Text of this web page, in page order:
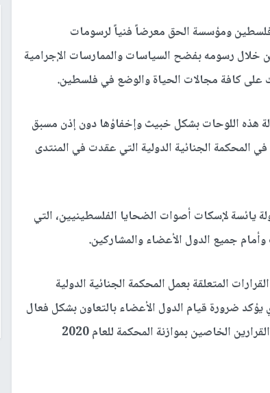
ومؤسسة الحق معرضاً فنياً لرسومات
خلال رسومه بفضح السياسات والممارسات الإجرامية
على كافة مجالات الحياة والوضع في فلسطين.
هذه اللوحات بشكل خبيث وإخفاؤها دون إذن مسبق
الجنائية الدولية التي عقدت في المنتدى
يائسة لإسكات أصوات الضحايا الفلسطينيين، التي
جميع الدول الأعضاء والمشاركين.
المتعلقة بعمل المحكمة الجنائية الدولية
يؤكد ضرورة قيام الدول الأعضاء بالتعاون بشكل فعال
مع التحقيقات والقضايا التي تنظر فيها المحكمة، وتبني القرارين الخاصين بموازنة المحكمة للعام 2020